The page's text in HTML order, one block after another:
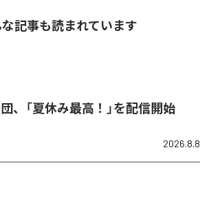
な記事も読まれています
、「夏休み最高！」を配信開始
2026.8.8